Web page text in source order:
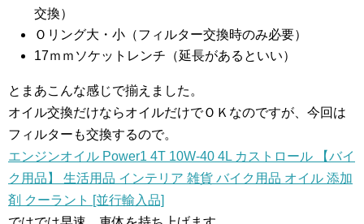
交換）
Ｏリング大・小（フィルター交換時のみ必要）
17ｍｍソケットレンチ（延長があるといい）
とまあこんな感じで揃えました。
オイル交換だけならオイルだけでＯＫなのですが、今回は
フィルターも交換するので。
エンジンオイル Power1 4T 10W-40 4L カストロール 【バイ
ク用品】 生活用品 インテリア 雑貨 バイク用品 オイル 添加
剤 クーラント [並行輸入品]